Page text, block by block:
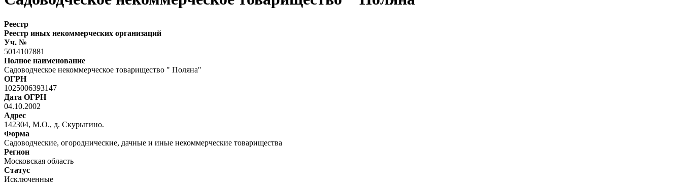
Реестр
Реестр иных некоммерческих организаций
Уч. №
5014107881
Полное наименование
Садоводческое некоммерческое товарищество " Поляна"
ОГРН
1025006393147
Дата ОГРН
04.10.2002
Адрес
142304, М.О., д. Скурыгино.
Форма
Садоводческие, огороднические, дачные и иные некоммерческие товарищества
Регион
Московская область
Статус
Исключенные